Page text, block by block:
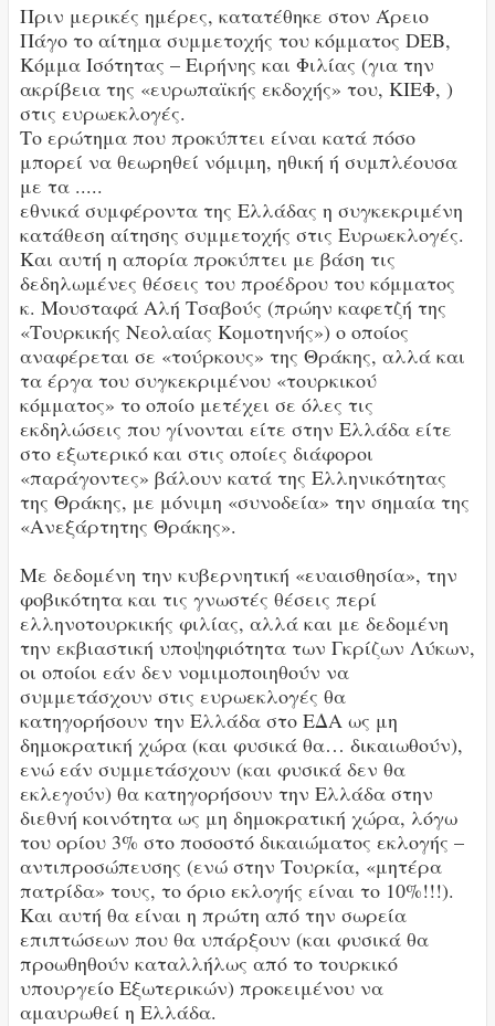
Πριν μερικές ημέρες, κατατέθηκε στον Άρειο
Πάγο το αίτημα συμμετοχής του κόμματος DEB,
Κόμμα Ισότητας – Ειρήνης και Φιλίας (για την
ακρίβεια της «ευρωπαϊκής εκδοχής» του, ΚΙΕΦ, )
στις ευρωεκλογές.
Το ερώτημα που προκύπτει είναι κατά πόσο
μπορεί να θεωρηθεί νόμιμη, ηθική ή συμπλέουσα
με τα .....
εθνικά συμφέροντα της Ελλάδας η συγκεκριμένη
κατάθεση αίτησης συμμετοχής στις Ευρωεκλογές.
Και αυτή η απορία προκύπτει με βάση τις
δεδηλωμένες θέσεις του προέδρου του κόμματος
κ. Μουσταφά Αλή Τσαβούς (πρώην καφετζή της
«Τουρκικής Νεολαίας Κομοτηνής») ο οποίος
αναφέρεται σε «τούρκους» της Θράκης, αλλά και
τα έργα του συγκεκριμένου «τουρκικού
κόμματος» το οποίο μετέχει σε όλες τις
εκδηλώσεις που γίνονται είτε στην Ελλάδα είτε
στο εξωτερικό και στις οποίες διάφοροι
«παράγοντες» βάλουν κατά της Ελληνικότητας
της Θράκης, με μόνιμη «συνοδεία» την σημαία της
«Ανεξάρτητης Θράκης».
Με δεδομένη την κυβερνητική «ευαισθησία», την
φοβικότητα και τις γνωστές θέσεις περί
ελληνοτουρκικής φιλίας, αλλά και με δεδομένη
την εκβιαστική υποψηφιότητα των Γκρίζων Λύκων,
οι οποίοι εάν δεν νομιμοποιηθούν να
συμμετάσχουν στις ευρωεκλογές θα
κατηγορήσουν την Ελλάδα στο ΕΔΑ ως μη
δημοκρατική χώρα (και φυσικά θα… δικαιωθούν),
ενώ εάν συμμετάσχουν (και φυσικά δεν θα
εκλεγούν) θα κατηγορήσουν την Ελλάδα στην
διεθνή κοινότητα ως μη δημοκρατική χώρα, λόγω
του ορίου 3% στο ποσοστό δικαιώματος εκλογής –
αντιπροσώπευσης (ενώ στην Τουρκία, «μητέρα
πατρίδα» τους, το όριο εκλογής είναι το 10%!!!).
Και αυτή θα είναι η πρώτη από την σωρεία
επιπτώσεων που θα υπάρξουν (και φυσικά θα
προωθηθούν καταλλήλως από το τουρκικό
υπουργείο Εξωτερικών) προκειμένου να
αμαυρωθεί η Ελλάδα.